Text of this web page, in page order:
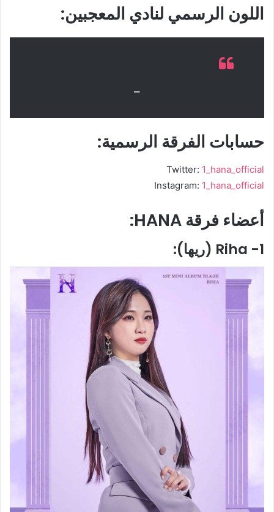
اللون الرسمي لنادي المعجبين:
–
حسابات الفرقة الرسمية:
Twitter: 1_hana_official
Instagram: 1_hana_official
أعضاء فرقة HANA:
1- Riha (ريها):